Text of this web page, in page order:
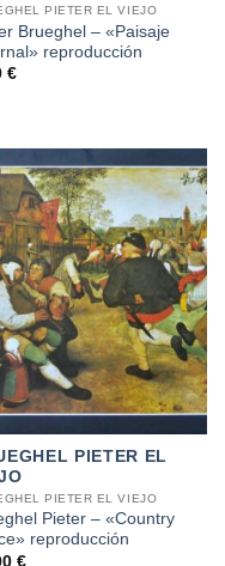
PIETER EL VIEJO
Brueghel – «Paisaje
reproducción
€
PIETER EL
PIETER EL VIEJO
Pieter – «Country
reproducción
€